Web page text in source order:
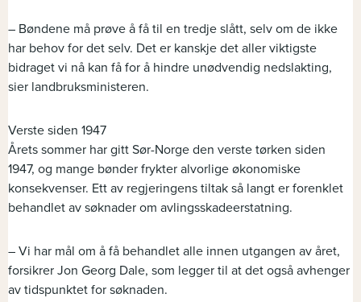
– Bøndene må prøve å få til en tredje slått, selv om de ikke
har behov for det selv. Det er kanskje det aller viktigste
bidraget vi nå kan få for å hindre unødvendig nedslakting,
sier landbruksministeren.
Verste siden 1947
Årets sommer har gitt Sør-Norge den verste tørken siden
1947, og mange bønder frykter alvorlige økonomiske
konsekvenser. Ett av regjeringens tiltak så langt er forenklet
behandlet av søknader om avlingsskadeerstatning.
– Vi har mål om å få behandlet alle innen utgangen av året,
forsikrer Jon Georg Dale, som legger til at det også avhenger
av tidspunktet for søknaden.